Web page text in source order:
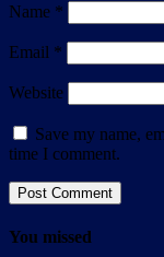
Name *
Email *
Website
Save my name,
time I comment.
You missed